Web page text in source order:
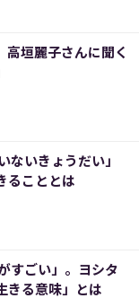
高垣麗子さんに聞く
いきょうだい」
ることとは
すごい」。ヨシタ
きる意味」とは